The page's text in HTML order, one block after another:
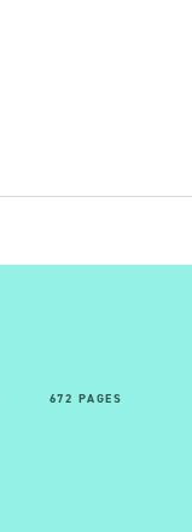
672 PAGES